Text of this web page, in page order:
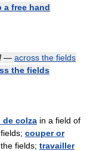
a free hand
— across the fields
the fields
de colza in a field of
couper or
fields; travailler